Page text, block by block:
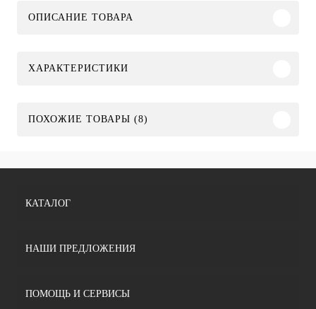
ОПИСАНИЕ ТОВАРА
ХАРАКТЕРИСТИКИ
ПОХОЖИЕ ТОВАРЫ (8)
КАТАЛОГ
НАШИ ПРЕДЛОЖЕНИЯ
ПОМОЩЬ И СЕРВИСЫ